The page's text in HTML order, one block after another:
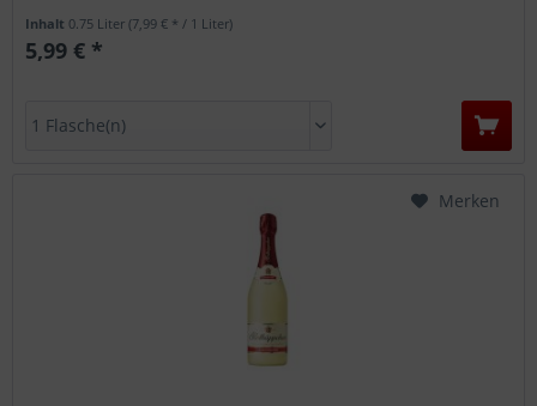
Inhalt 0.75 Liter(7,99 € * / 1 Liter)
5,99 € *
Merken